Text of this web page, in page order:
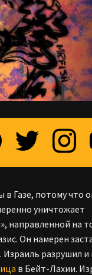
в Газе, потому что
уничтожает
направленной на
Он намерен
Израиль разрушил и
в Бейт-Лахии.